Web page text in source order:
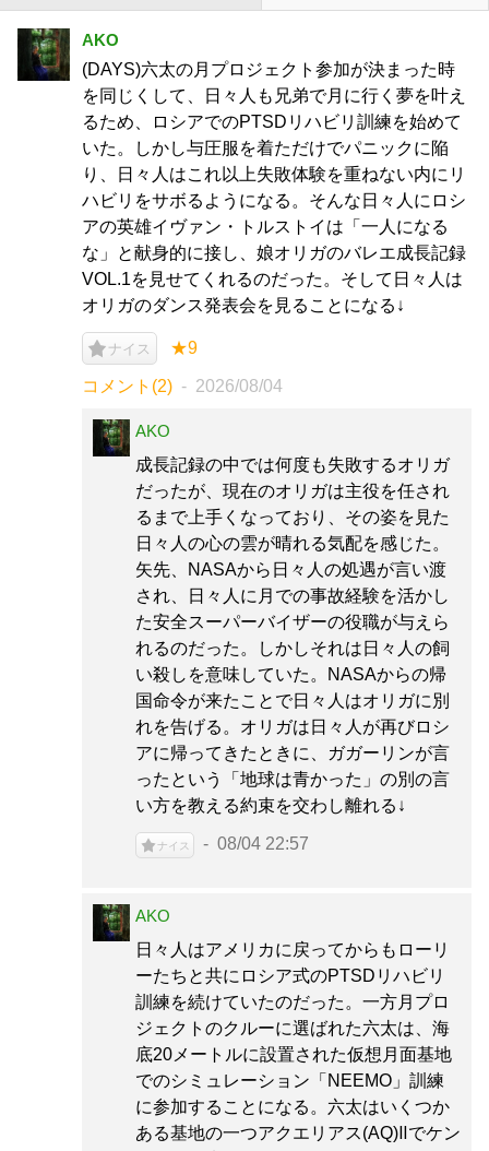
AKO
(DAYS)六太の月プロジェクト参加が決まった時
を同じくして、日々人も兄弟で月に行く夢を叶え
るため、ロシアでのPTSDリハビリ訓練を始めて
いた。しかし与圧服を着ただけでパニックに陥
り、日々人はこれ以上失敗体験を重ねない内にリ
ハビリをサボるようになる。そんな日々人にロシ
アの英雄イヴァン・トルストイは「一人になる
な」と献身的に接し、娘オリガのバレエ成長記録
VOL.1を見せてくれるのだった。そして日々人は
オリガのダンス発表会を見ることになる↓
ナイス ★9
コメント(2) 2026/08/04
AKO
成長記録の中では何度も失敗するオリガ
だったが、現在のオリガは主役を任され
るまで上手くなっており、その姿を見た
日々人の心の雲が晴れる気配を感じた。
矢先、NASAから日々人の処遇が言い渡
され、日々人に月での事故経験を活かし
た安全スーパーバイザーの役職が与えら
れるのだった。しかしそれは日々人の飼
い殺しを意味していた。NASAからの帰
国命令が来たことで日々人はオリガに別
れを告げる。オリガは日々人が再びロシ
アに帰ってきたときに、ガガーリンが言
ったという「地球は青かった」の別の言
い方を教える約束を交わし離れる↓
ナイス 08/04 22:57
AKO
日々人はアメリカに戻ってからもローリ
ーたちと共にロシア式のPTSDリハビリ
訓練を続けていたのだった。一方月プロ
ジェクトのクルーに選ばれた六太は、海
底20メートルに設置された仮想月面基地
でのシミュレーション「NEEMO」訓練
に参加することになる。六太はいくつか
ある基地の一つアクエリアス(AQ)Ⅱでケン